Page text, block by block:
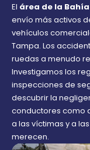
El área de la
envío más activos
vehículos
Tampa. Los
ruedas a menudo
Investigamos los
inspecciones de
descubrir la
conductores como
a las víctimas y a
merecen.